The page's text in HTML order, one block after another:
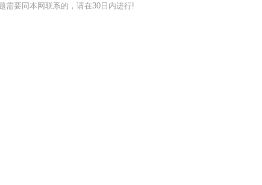
需要同本网联系的，请在30日内进行!